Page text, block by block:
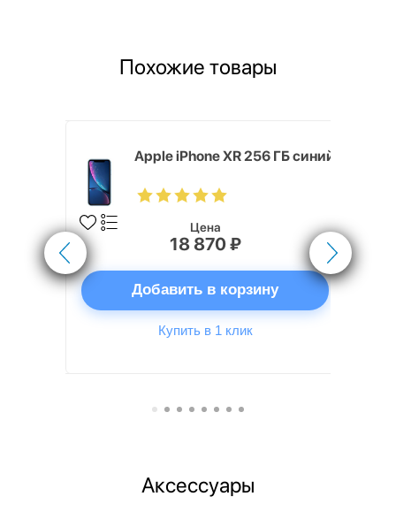
Похожие товары
Apple iPhone XR 256 ГБ синий
Цена
18 870 ₽
Добавить в корзину
Купить в 1 клик
Аксессуары